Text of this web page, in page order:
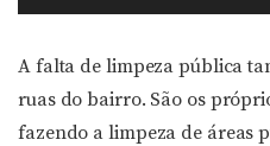
de
A falta de limpeza pública
ruas do bairro. São os
fazendo a limpeza de áreas